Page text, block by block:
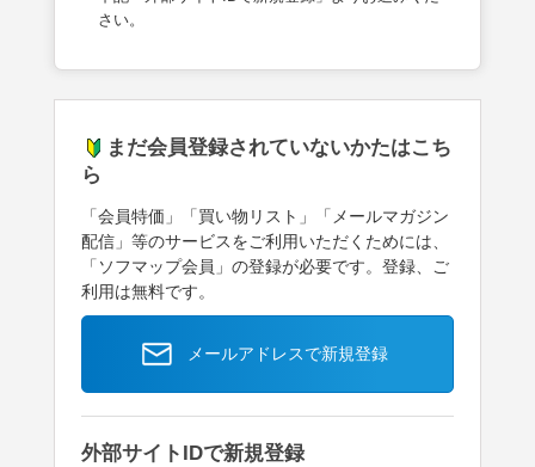
さい。
まだ会員登録されていないかたはこち
ら
「会員特価」「買い物リスト」「メールマガジン
配信」等のサービスをご利用いただくためには、
「ソフマップ会員」の登録が必要です。登録、ご
利用は無料です。
メールアドレスで新規登録
外部サイトIDで新規登録